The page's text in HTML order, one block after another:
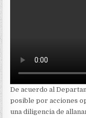
De acuerdo al
posible por acciones
una diligencia de